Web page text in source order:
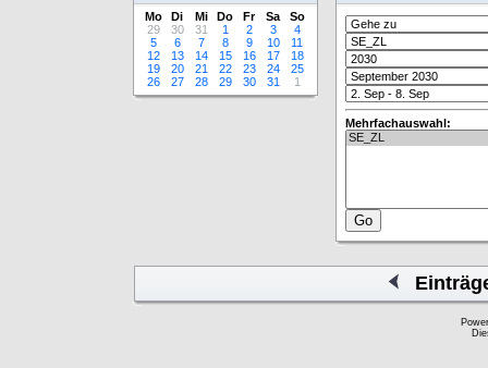
Mo
Di Mi Do Fr Sa
So
29
30 31 1 2 3
4
5
6 7 8 9 10
11
12
13 14 15 16 17
18
19
20 21 22 23 24
25
26
27 28 29 30 31 1
Mehrfachauswahl: